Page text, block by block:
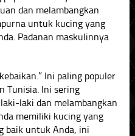
dan melambangkan
untuk kucing yang
Padanan maskulinnya
Ini paling populer
Tunisia. Ini sering
laki dan melambangkan
memiliki kucing yang
baik untuk Anda, ini